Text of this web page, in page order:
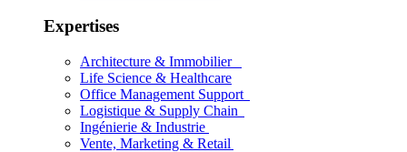
Expertises
Architecture & Immobilier
Life Science & Healthcare
Office Management Support
Logistique & Supply Chain
Ingénierie & Industrie
Vente, Marketing & Retail